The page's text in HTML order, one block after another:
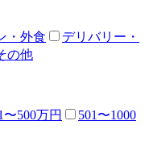
・外食
デリバリー・
の他
〜500万円
501〜1000